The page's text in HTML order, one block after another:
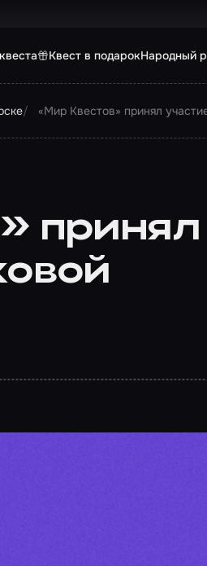
Квест в подарокНародный
«Мир Квестов» принял
принял